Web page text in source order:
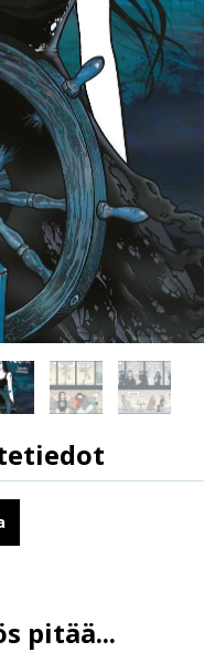
pitää...